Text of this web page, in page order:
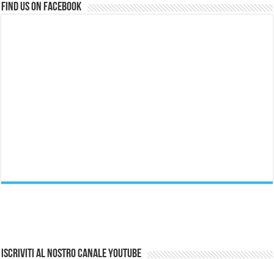
Find us on Facebook
Iscriviti al nostro canale Youtube